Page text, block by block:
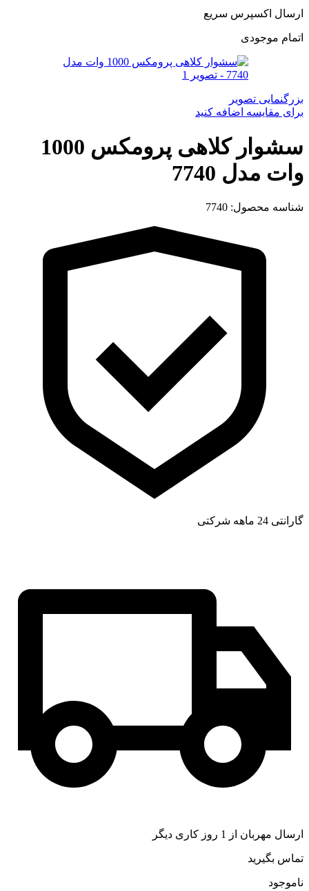
ارسال اکسپرس سریع
اتمام موجودی
بزرگنمایی تصویر
برای مقایسه اضافه کنید
سشوار کلاهی پرومکس 1000
وات مدل 7740
شناسه محصول: 7740
گارانتی 24 ماهه شرکتی
ارسال مهربان از 1 روز کاری دیگر
تماس بگیرید
ناموجود